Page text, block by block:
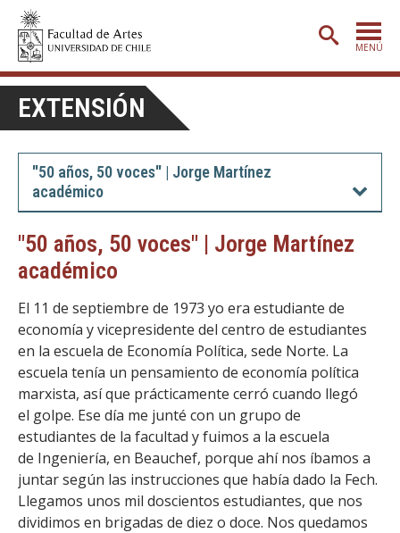
MENÚ
ADMISIÓN
ETAPA BÁSICA
POSTGRADO
CREACIÓNE INVESTIGACIÓN
BIBLIOTECA
DEPARTAMENTOS
FACULTAD
Estudiantes
Académicas/os
Funcionarias/os
Egresadas/os
EXTENSIÓN
"50 años, 50 voces" | Jorge Martínez
académico
"50 años, 50 voces" | Jorge Martínez
académico
El 11 de septiembre de 1973 yo era estudiante de
economía y vicepresidente del centro de estudiantes
en la escuela de Economía Política, sede Norte. La
escuela tenía un pensamiento de economía política
marxista, así que prácticamente cerró cuando llegó
el golpe. Ese día me junté con un grupo de
estudiantes de la facultad y fuimos a la escuela
de Ingeniería, en Beauchef, porque ahí nos íbamos a
juntar según las instrucciones que había dado la Fech.
Llegamos unos mil doscientos estudiantes, que nos
dividimos en brigadas de diez o doce. Nos quedamos